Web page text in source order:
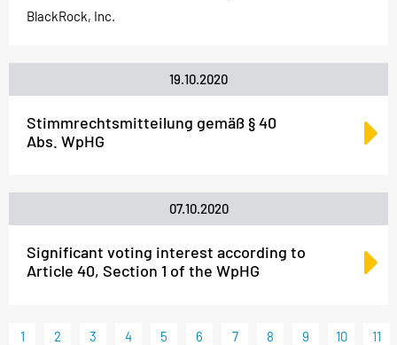
BlackRock, Inc.
19.10.2020
Stimmrechtsmitteilung gemäß § 40
Abs. WpHG
07.10.2020
Significant voting interest according to
Article 40, Section 1 of the WpHG
1 2 3 4 5 6 7 8 9 10 11